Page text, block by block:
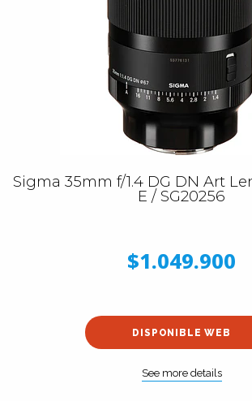
Sigma 35mm f/1.4 DG DN Art
E / SG20256
$1.049.900
DISPONIBLE WEB
See more details